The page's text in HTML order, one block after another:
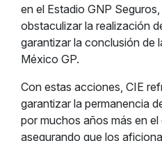
en el Estadio GNP
obstaculizar la realización
garantizar la conclusión de
México GP.
Con estas acciones, CIE
garantizar la permanencia
por muchos años más en el
asegurando que los